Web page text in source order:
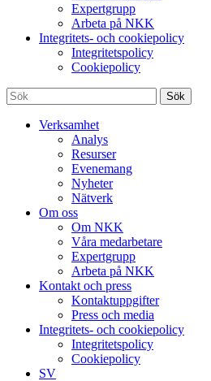
Expertgrupp
Arbeta på NKK
Integritets- och cookiepolicy
Integritetspolicy
Cookiepolicy
Sök
Verksamhet
Analys
Resurser
Evenemang
Nyheter
Nätverk
Om oss
Om NKK
Våra medarbetare
Expertgrupp
Arbeta på NKK
Kontakt och press
Kontaktuppgifter
Press och media
Integritets- och cookiepolicy
Integritetspolicy
Cookiepolicy
SV